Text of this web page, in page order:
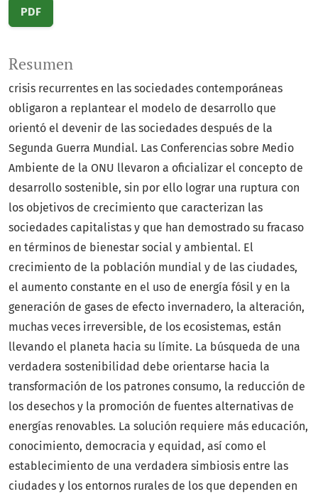
PDF
Resumen
crisis recurrentes en las sociedades contemporáneas
obligaron a replantear el modelo de desarrollo que
orientó el devenir de las sociedades después de la
Segunda Guerra Mundial. Las Conferencias sobre Medio
Ambiente de la ONU llevaron a oficializar el concepto de
desarrollo sostenible, sin por ello lograr una ruptura con
los objetivos de crecimiento que caracterizan las
sociedades capitalistas y que han demostrado su fracaso
en términos de bienestar social y ambiental. El
crecimiento de la población mundial y de las ciudades,
el aumento constante en el uso de energía fósil y en la
generación de gases de efecto invernadero, la alteración,
muchas veces irreversible, de los ecosistemas, están
llevando el planeta hacia su límite. La búsqueda de una
verdadera sostenibilidad debe orientarse hacia la
transformación de los patrones consumo, la reducción de
los desechos y la promoción de fuentes alternativas de
energías renovables. La solución requiere más educación,
conocimiento, democracia y equidad, así como el
establecimiento de una verdadera simbiosis entre las
ciudades y los entornos rurales de los que dependen en